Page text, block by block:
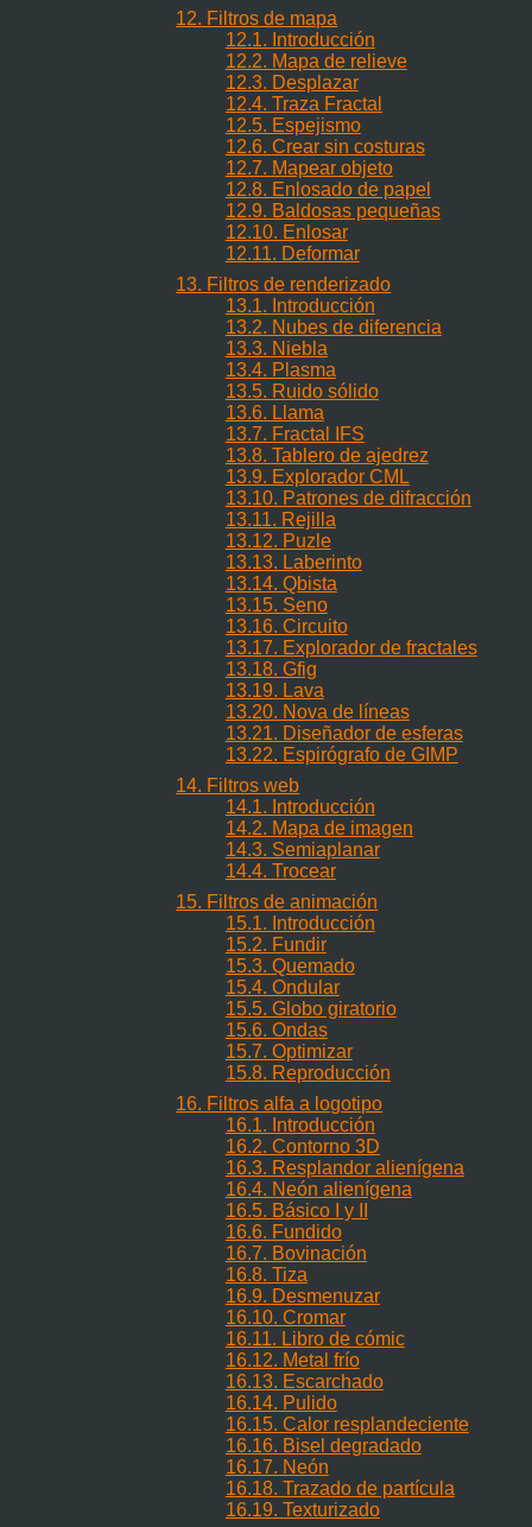
12. Filtros de mapa
12.1. Introducción
12.2. Mapa de relieve
12.3. Desplazar
12.4. Traza Fractal
12.5. Espejismo
12.6. Crear sin costuras
12.7. Mapear objeto
12.8. Enlosado de papel
12.9. Baldosas pequeñas
12.10. Enlosar
12.11. Deformar
13. Filtros de renderizado
13.1. Introducción
13.2. Nubes de diferencia
13.3. Niebla
13.4. Plasma
13.5. Ruido sólido
13.6. Llama
13.7. Fractal IFS
13.8. Tablero de ajedrez
13.9. Explorador CML
13.10. Patrones de difracción
13.11. Rejilla
13.12. Puzle
13.13. Laberinto
13.14. Qbista
13.15. Seno
13.16. Circuito
13.17. Explorador de fractales
13.18. Gfig
13.19. Lava
13.20. Nova de líneas
13.21. Diseñador de esferas
13.22. Espirógrafo de GIMP
14. Filtros web
14.1. Introducción
14.2. Mapa de imagen
14.3. Semiaplanar
14.4. Trocear
15. Filtros de animación
15.1. Introducción
15.2. Fundir
15.3. Quemado
15.4. Ondular
15.5. Globo giratorio
15.6. Ondas
15.7. Optimizar
15.8. Reproducción
16. Filtros alfa a logotipo
16.1. Introducción
16.2. Contorno 3D
16.3. Resplandor alienígena
16.4. Neón alienígena
16.5. Básico I y II
16.6. Fundido
16.7. Bovinación
16.8. Tiza
16.9. Desmenuzar
16.10. Cromar
16.11. Libro de cómic
16.12. Metal frío
16.13. Escarchado
16.14. Pulido
16.15. Calor resplandeciente
16.16. Bisel degradado
16.17. Neón
16.18. Trazado de partícula
16.19. Texturizado